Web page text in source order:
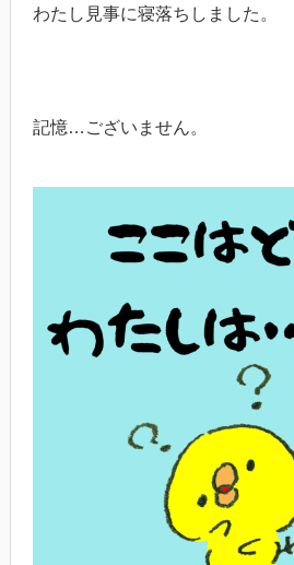
わたし見事に寝落ちしました。
記憶…ございません。